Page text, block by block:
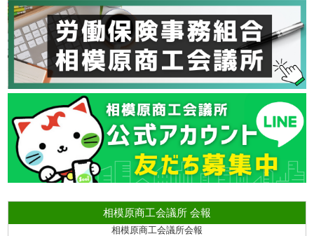
相模原商工会議所 会報
相模原商工会議所会報